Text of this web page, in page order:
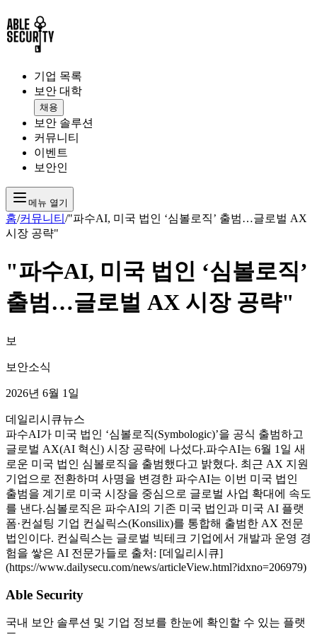
기업 목록
보안 대학
채용
보안 솔루션
커뮤니티
이벤트
보안인
메뉴 열기
홈/커뮤니티 /"파수AI, 미국 법인 ‘심볼로직’ 출범…글로벌 AX
시장 공략"
"파수AI, 미국 법인 ‘심볼로직’
출범…글로벌 AX 시장 공략"
보
보안소식
2026년 6월 1일
데일리시큐뉴스
파수AI가 미국 법인 ‘심볼로직(Symbologic)’을 공식 출범하고
글로벌 AX(AI 혁신) 시장 공략에 나섰다.파수AI는 6월 1일 새
로운 미국 법인 심볼로직을 출범했다고 밝혔다. 최근 AX 지원
기업으로 전환하며 사명을 변경한 파수AI는 이번 미국 법인
출범을 계기로 미국 시장을 중심으로 글로벌 사업 확대에 속도
를 낸다.심볼로직은 파수AI의 기존 미국 법인과 미국 AI 플랫
폼·컨설팅 기업 컨실릭스(Konsilix)를 통합해 출범한 AX 전문
법인이다. 컨실릭스는 글로벌 빅테크 기업에서 개발과 운영 경
험을 쌓은 AI 전문가들로 출처: [데일리시큐]
(https://www.dailysecu.com/news/articleView.html?idxno=206979)
Able Security
국내 보안 솔루션 및 기업 정보를 한눈에 확인할 수 있는 플랫